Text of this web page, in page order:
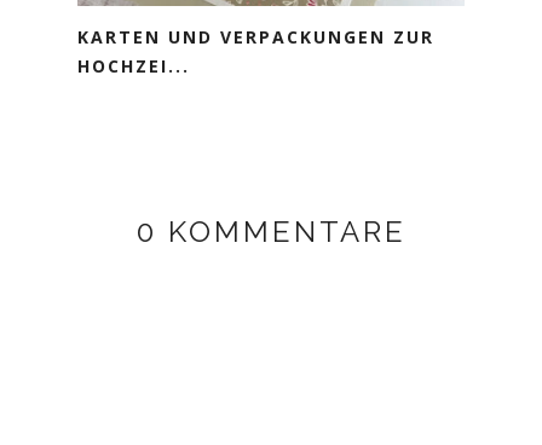
KARTEN UND VERPACKUNGEN ZUR
HOCHZEI...
0 KOMMENTARE